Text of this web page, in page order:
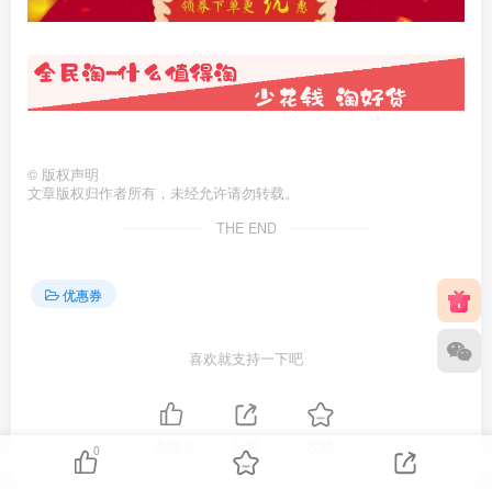
© 版权声明
文章版权归作者所有，未经允许请勿转载。
THE END
优惠券
喜欢就支持一下吧
分享
0